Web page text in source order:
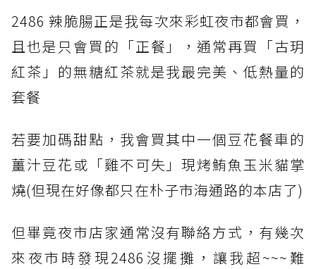
2486 辣脆腸正是我每次來彩虹夜市都會買，
且也是只會買的「正餐」，通常再買「古玥
紅茶」的無糖紅茶就是我最完美、低熱量的
套餐
若要加碼甜點，我會買其中一個豆花餐車的
薑汁豆花或「雞不可失」現烤鮪魚玉米貓掌
燒(但現在好像都只在朴子市海通路的本店了)
但畢竟夜市店家通常沒有聯絡方式，有幾次
來夜市時發現2486沒擺攤，讓我超~~~難